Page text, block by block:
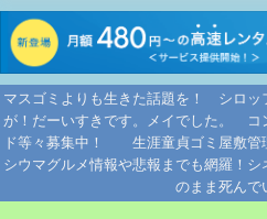
マスゴミよりも生きた話題を！ シロ
が！だーいすきです。メイでした。 コ
ド等々募集中！ 生涯童貞ゴミ屋敷管
シウマグルメ情報や悲報までも網羅！
のまま死んで